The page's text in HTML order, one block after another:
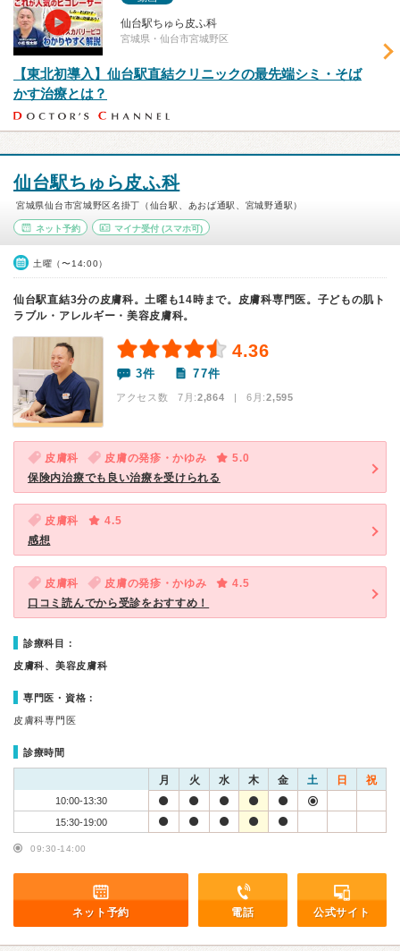
仙台駅ちゅら皮ふ科
宮城県・仙台市宮城野区
【東北初導入】仙台駅直結クリニックの最先端シミ・そば
かす治療とは？
仙台駅ちゅら皮ふ科
宮城県仙台市宮城野区名掛丁（仙台駅、あおば通駅、宮城野通駅）
ネット予約 マイナ受付(スマホ可)
土曜（〜14:00）
仙台駅直結3分の皮膚科。土曜も14時まで。皮膚科専門医。子どもの肌ト
ラブル・アレルギー・美容皮膚科。
4.36
3件 77件
アクセス数 7月:2,864 | 6月:2,595
皮膚科 皮膚の発疹・かゆみ
5.0
保険内治療でも良い治療を受けられる
皮膚科
4.5
感想
皮膚科 皮膚の発疹・かゆみ
4.5
口コミ読んでから受診をおすすめ！
診療科目：
皮膚科、美容皮膚科
専門医・資格：
皮膚科専門医
診療時間
月 火 水 木 金 土 日 祝
10:00-13:30
15:30-19:00
09:30-14:00
ネット予約 電話 公式サイト